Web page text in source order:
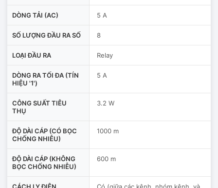
DÒNG TẢI (AC) 5 A
SỐ LƯỢNG ĐẦU RA SỐ 8
LOẠI ĐẦU RA Relay
DÒNG RA TỐI ĐA (TÍN
HIỆU '1')
5 A
CÔNG SUẤT TIÊU
THỤ
3.2 W
ĐỘ DÀI CÁP (CÓ BỌC
CHỐNG NHIỄU)
1000 m
ĐỘ DÀI CÁP (KHÔNG
BỌC CHỐNG NHIỄU)
600 m